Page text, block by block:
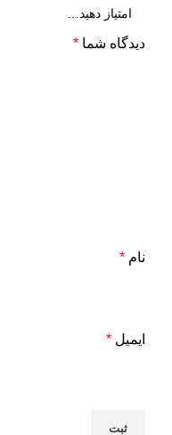
دیدگاه شما *
نام *
ایمیل *